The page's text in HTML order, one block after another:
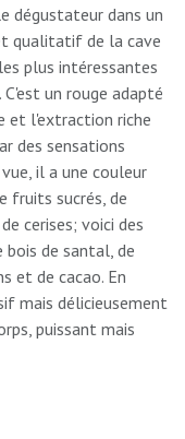
dégustateur dans un
qualitatif de la cave
plus intéressantes
un rouge adapté
et l'extraction riche
des sensations
il a une couleur
fruits sucrés, de
cerises; voici des
bois de santal, de
et de cacao. En
mais délicieusement
puissant mais